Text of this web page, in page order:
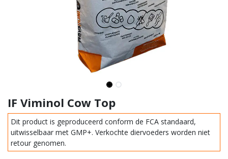
IF Viminol Cow Top
Dit product is geproduceerd conform de FCA standaard,
uitwisselbaar met GMP+. Verkochte diervoeders worden niet
retour genomen.